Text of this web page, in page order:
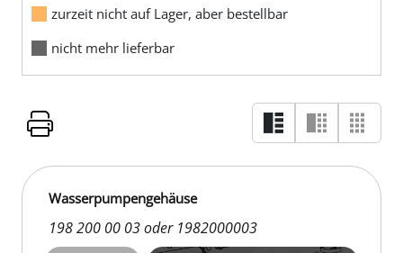
zurzeit nicht auf Lager, aber bestellbar
nicht mehr lieferbar
Wasserpumpengehäuse
198 200 00 03 oder 1982000003